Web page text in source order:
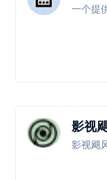
一个提
影视
影视飓